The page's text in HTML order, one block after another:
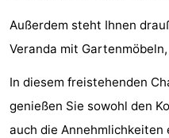
Cadzand-
Bad
Nieuwvliet-
Bad
Schoneveld
-
Strand
Resort
-
Waterdunen
-
Außerdem steht Ihnen
Veranda mit
In diesem freistehenden
genießen Sie sowohl den
auch die Annehmlichkeiten